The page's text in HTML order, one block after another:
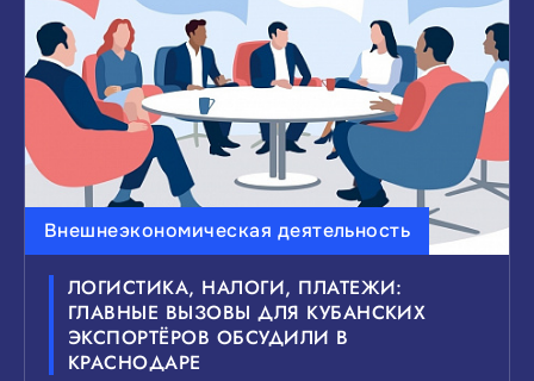
Внешнеэкономическая деятельность
ЛОГИСТИКА, НАЛОГИ, ПЛАТЕЖИ:
ГЛАВНЫЕ ВЫЗОВЫ ДЛЯ КУБАНСКИХ
ЭКСПОРТЁРОВ ОБСУДИЛИ В
КРАСНОДАРЕ